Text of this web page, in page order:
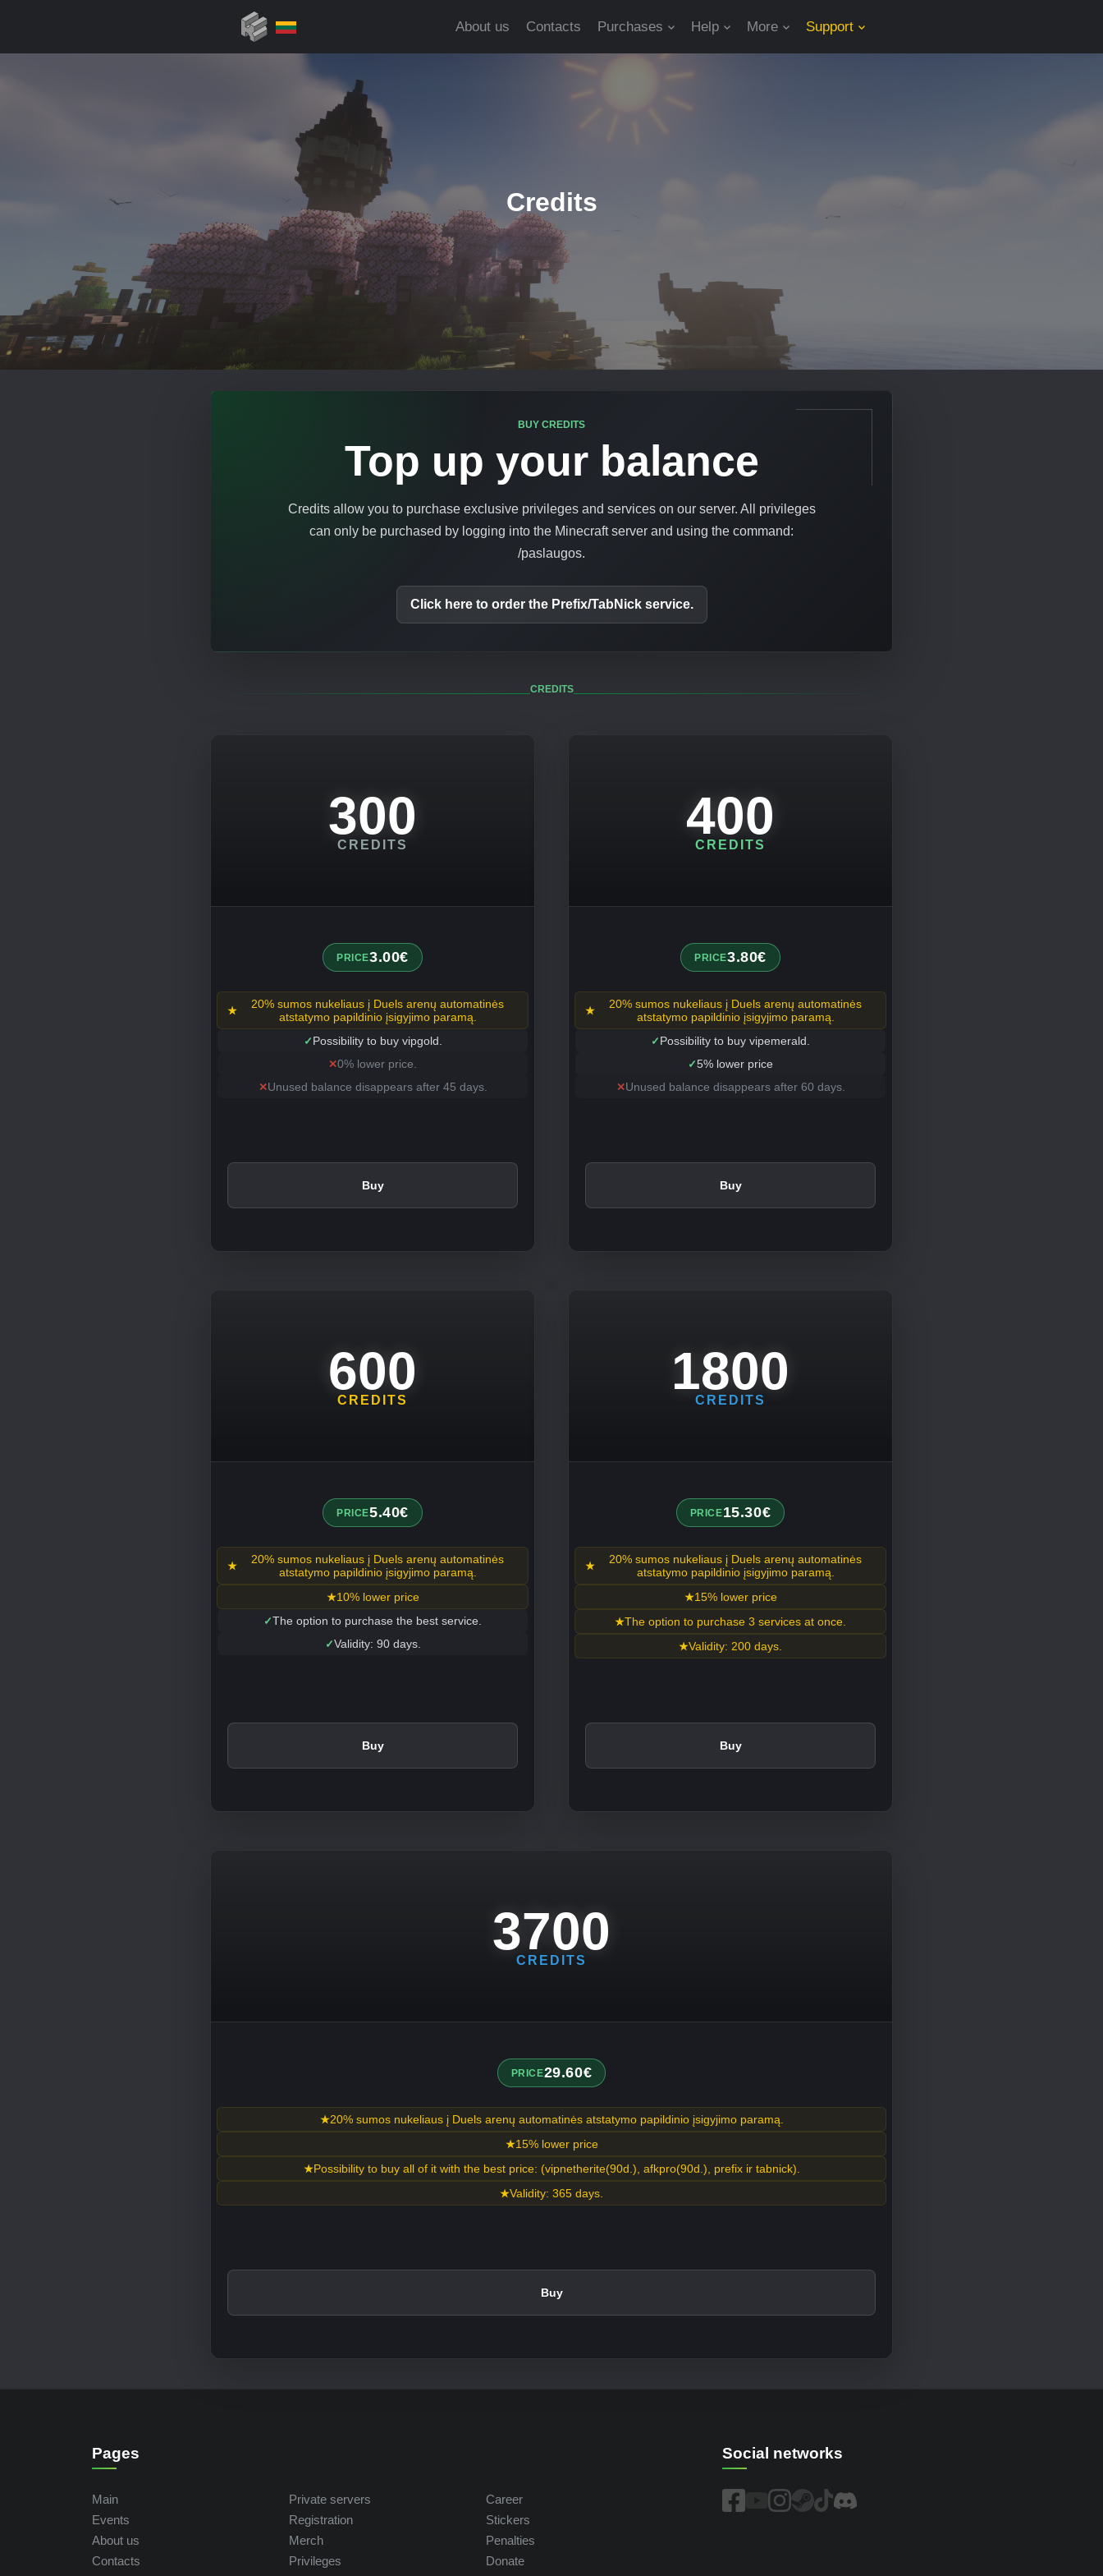
About us Contacts Purchases Help More Support
Credits
BUY CREDITS
Top up your balance
Credits allow you to purchase exclusive privileges and services on our server. All privileges
can only be purchased by logging into the Minecraft server and using the command:
/paslaugos.
Click here to order the Prefix/TabNick service.
CREDITS
300
CREDITS
PRICE3.00€
20% sumos nukeliaus į Duels arenų automatinės
atstatymo papildinio įsigyjimo paramą.
Possibility to buy vipgold.
0% lower price.
Unused balance disappears after 45 days.
Buy
400
CREDITS
PRICE3.80€
20% sumos nukeliaus į Duels arenų automatinės
atstatymo papildinio įsigyjimo paramą.
Possibility to buy vipemerald.
5% lower price
Unused balance disappears after 60 days.
Buy
600
CREDITS
PRICE5.40€
20% sumos nukeliaus į Duels arenų automatinės
atstatymo papildinio įsigyjimo paramą.
10% lower price
The option to purchase the best service.
Validity: 90 days.
Buy
1800
CREDITS
PRICE15.30€
20% sumos nukeliaus į Duels arenų automatinės
atstatymo papildinio įsigyjimo paramą.
15% lower price
The option to purchase 3 services at once.
Validity: 200 days.
Buy
3700
CREDITS
PRICE29.60€
20% sumos nukeliaus į Duels arenų automatinės atstatymo papildinio įsigyjimo paramą.
15% lower price
Possibility to buy all of it with the best price: (vipnetherite(90d.), afkpro(90d.), prefix ir tabnick).
Validity: 365 days.
Buy
Pages
Main
Events
About us
Contacts
Private servers
Registration
Merch
Privileges
Career
Stickers
Penalties
Donate
Social networks